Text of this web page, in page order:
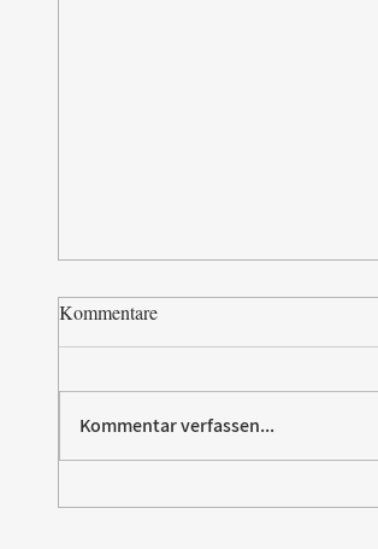
Paw Patrol erobert die
Kommentare
Kommentar verfassen...